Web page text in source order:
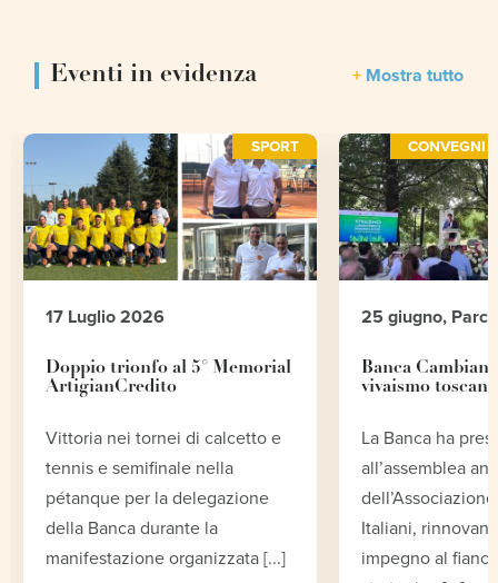
Eventi in evidenza Mostra tutto
SPORT
17 Luglio 2026
Doppio trionfo al 5° Memorial
ArtigianCredito
Vittoria nei tornei di calcetto e
tennis e semifinale nella
pétanque per la delegazione
della Banca durante la
manifestazione organizzata [...]
CONVEGNI
25 giugno,
Banca
vivaismo toscano
La Banca ha
all’assemblea
Italiani,
impegno al